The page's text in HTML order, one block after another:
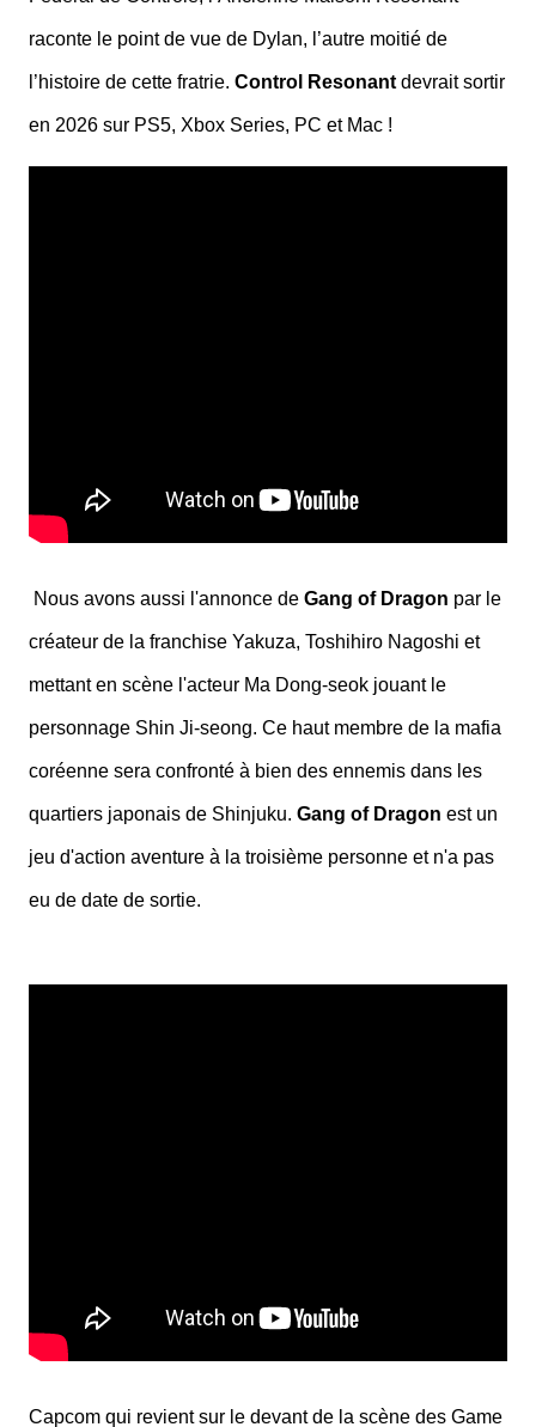
raconte le point de vue de Dylan, l’autre moitié de
l’histoire de cette fratrie. Control Resonant devrait sortir
en 2026 sur PS5, Xbox Series, PC et Mac !
Nous avons aussi l'annonce de Gang of Dragon par le
créateur de la franchise Yakuza, Toshihiro Nagoshi et
mettant en scène l'acteur Ma Dong-seok jouant le
personnage Shin Ji-seong. Ce haut membre de la mafia
coréenne sera confronté à bien des ennemis dans les
quartiers japonais de Shinjuku. Gang of Dragon est un
jeu d'action aventure à la troisième personne et n'a pas
eu de date de sortie.
Capcom qui revient sur le devant de la scène des Game